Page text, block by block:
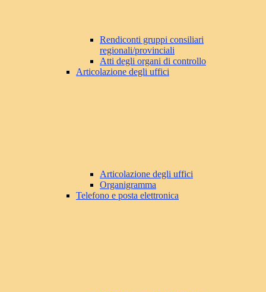
Rendiconti gruppi consiliari
regionali/provinciali
Atti degli organi di controllo
Articolazione degli uffici
Articolazione degli uffici
Organigramma
Telefono e posta elettronica